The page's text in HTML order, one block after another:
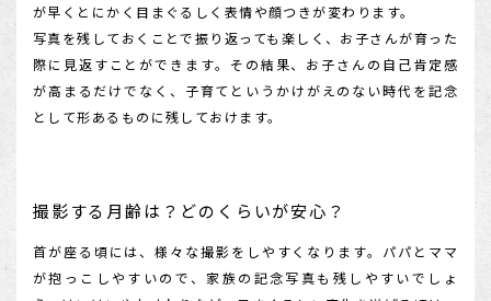
が早くとにかく目まぐるしく表情や顔つきが変わります。
写真を残しておくことで振り返っても楽しく、お子さんが育った
際に見返すことができます。その結果、お子さんの自己肯定感
が高まるだけでなく、子育てというかけがえのない時代を記念
として形あるものに残しておけます。
撮影する月齢は？どのくらいが安心？
首が座る頃には、様々な撮影をしやすくなります。パパとママ
が抱っこしやすいので、家族の記念写真も残しやすいでしょ